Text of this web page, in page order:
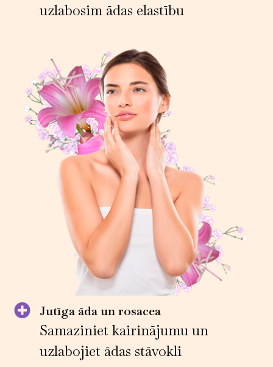
uzlabosim ādas elastību
Jutīga āda un rosacea
Samaziniet kairinājumu un
uzlabojiet ādas stāvokli